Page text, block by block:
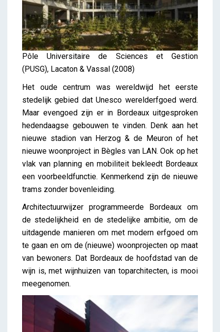
Pôle Universitaire de Sciences et Gestion
(PUSG), Lacaton & Vassal (2008)
Het oude centrum was wereldwijd het eerste
stedelijk gebied dat Unesco werelderfgoed werd.
Maar evengoed zijn er in Bordeaux uitgesproken
hedendaagse gebouwen te vinden. Denk aan het
nieuwe stadion van Herzog & de Meuron of het
nieuwe woonproject in Bègles van LAN. Ook op het
vlak van planning en mobiliteit bekleedt Bordeaux
een voorbeeldfunctie. Kenmerkend zijn de nieuwe
trams zonder bovenleiding.
Architectuurwijzer programmeerde Bordeaux om
de stedelijkheid en de stedelijke ambitie, om de
uitdagende manieren om met modern erfgoed om
te gaan en om de (nieuwe) woonprojecten op maat
van bewoners. Dat Bordeaux de hoofdstad van de
wijn is, met wijnhuizen van toparchitecten, is mooi
meegenomen.